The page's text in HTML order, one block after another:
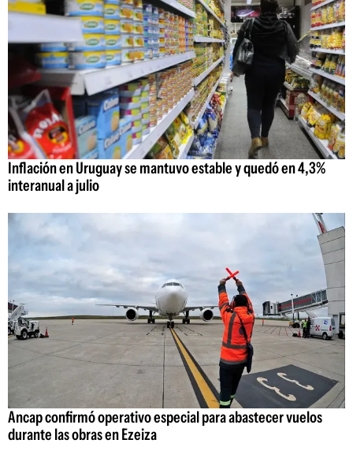
Inflación en Uruguay se mantuvo estable y quedó en 4,3%
interanual a julio
Ancap confirmó operativo especial para abastecer vuelos
durante las obras en Ezeiza